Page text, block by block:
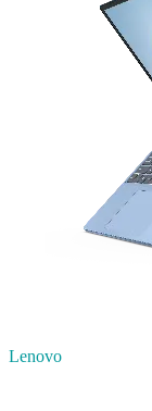
Lenovo